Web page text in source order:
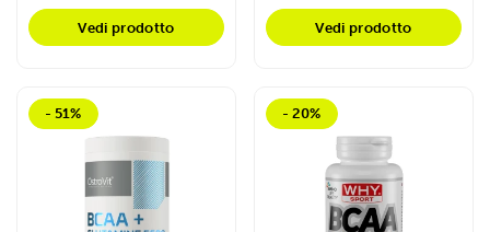
Vedi prodotto Vedi prodotto
- 51% - 20%